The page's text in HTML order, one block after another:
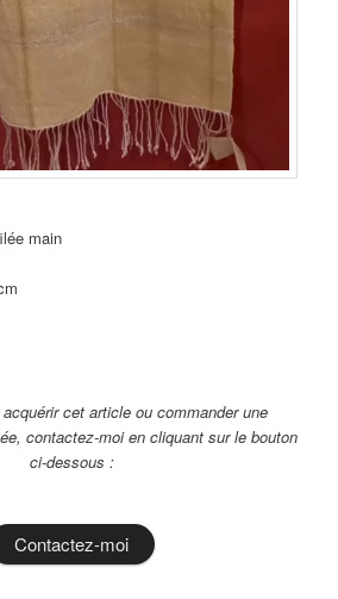
main
cet article ou commander une
contactez-moi en cliquant sur le bouton
ci-dessous :
Contactez-moi